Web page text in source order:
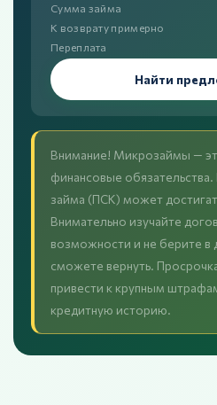
Сумма займа
К возврату примерно
Переплата
Найти
Внимание! Микрозаймы —
финансовые
займа (ПСК) может
Внимательно изучайте
возможности и не берите в
сможете вернуть.
привести к крупным
кредитную историю.